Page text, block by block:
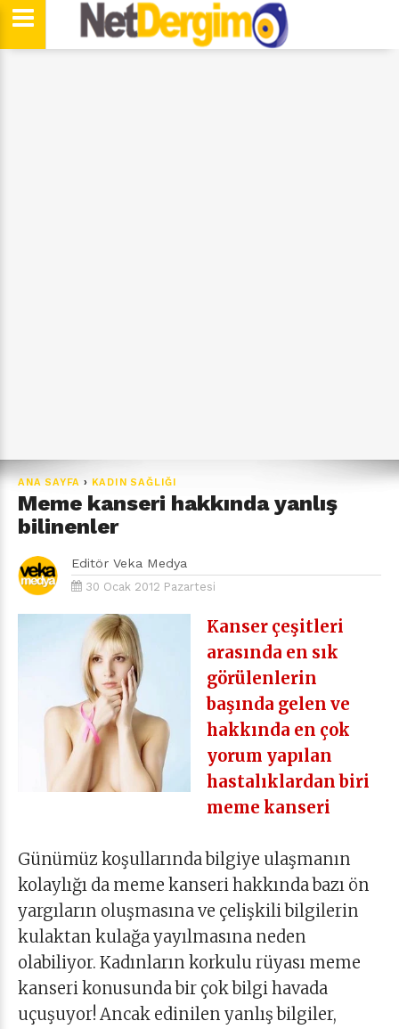
ANA SAYFA › KADIN SAĞLIĞI
Meme kanseri hakkında yanlış
bilinenler
Editör Veka Medya
30 Ocak 2012 Pazartesi
Kanser çeşitleri
arasında en sık
görülenlerin
başında gelen ve
hakkında en çok
yorum yapılan
hastalıklardan biri
meme kanseri
Günümüz koşullarında bilgiye ulaşmanın
kolaylığı da meme kanseri hakkında bazı ön
yargıların oluşmasına ve çelişkili bilgilerin
kulaktan kulağa yayılmasına neden
olabiliyor. Kadınların korkulu rüyası meme
kanseri konusunda bir çok bilgi havada
uçuşuyor! Ancak edinilen yanlış bilgiler,